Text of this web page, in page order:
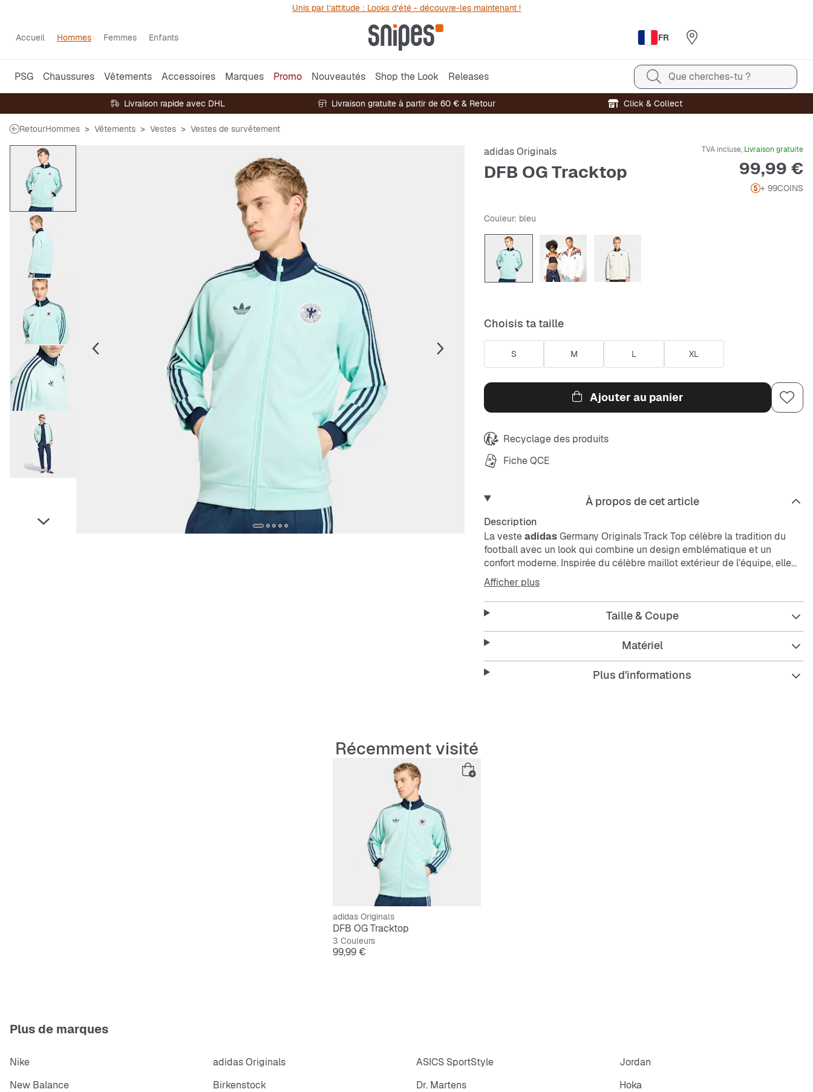
Unis par l’attitude : Looks d’été - découvre-les maintenant !
Accueil Hommes Femmes Enfants FR
PSG Chaussures Vêtements Accessoires Marques Promo Nouveautés Shop the Look Releases Que cherches-tu ?
Livraison rapide avec DHL Livraison gratuite à partir de 60 € & Retour Click & Collect
RetourHommes Vêtements Vestes Vestes de survêtement
adidas Originals
DFB OG Tracktop
TVA incluse, Livraison gratuite
Prix
99,99 €
+ 99COINS
Couleur: bleu
Choisis ta taille
S M L XL
Ajouter au panier
Recyclage des produits
Fiche QCE
À propos de cet article
Description
La vesteadidasGermany Originals Track Top célèbre la tradition du
football avec un look qui combine un design emblématique et un
confort moderne. Inspirée du célèbre maillot extérieur de l’équipe, elle
apporte la culture du football dans une pièce polyvalente, parfaite pour
un usage quotidien. Le tissu interlock offre une sensation douce et
résistante, tandis que la coupe régulière permet une liberté de
mouvement et un confort tout au long de la journée. Le modèle avec le
logo Trèfle affiche une identité adidas unique et transmet l’esprit du jeu
au-delà du terrain : intemporel, assuré et authentique.
Afficher plus
Taille & Coupe
Matériel
Plus d'informations
Récemment visité
adidas Originals
DFB OG Tracktop
3 Couleurs
Prix
99,99 €
Plus de marques
Nike adidas Originals ASICS SportStyle
Jordan
New Balance
Birkenstock Dr. Martens
Hoka